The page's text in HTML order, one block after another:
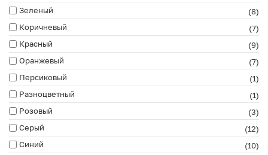
Зеленый
(8)
Коричневый
(7)
Красный
(9)
Оранжевый
(7)
Персиковый
(1)
Разноцветный
(1)
Розовый
(3)
Серый
(12)
Синий
(10)